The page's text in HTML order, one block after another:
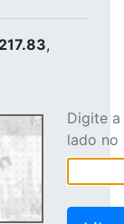
,
Digite
lado no